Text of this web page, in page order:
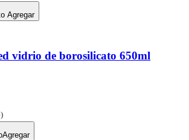
Agregar
vidrio de borosilicato 650ml
Agregar